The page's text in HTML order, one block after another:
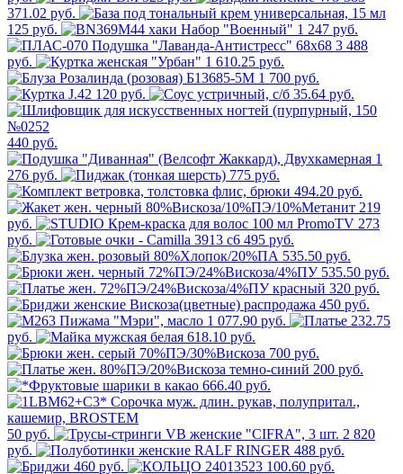
371.02 руб.
125 руб.
1 247 руб.
3 488
руб.
1 610.25 руб.
1 700 руб.
120 руб.
35.64 руб.
440 руб.
1
276 руб.
775 руб.
494.20 руб.
219
руб.
273
руб.
495 руб.
535.50 руб.
535.50 руб.
320 руб.
450 руб.
1 077.90 руб.
232.75
руб.
618.10 руб.
700 руб.
200 руб.
666.40 руб.
50 руб.
2 820
руб.
488 руб.
460 руб.
100.60 руб.